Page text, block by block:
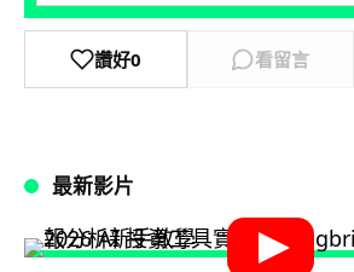
讚好0 看留言
最新影片